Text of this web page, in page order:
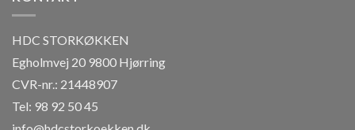
HDC STORKØKKEN
Egholmvej 20 9800 Hjørring
CVR-nr.: 21448907
Tel: 98 92 50 45